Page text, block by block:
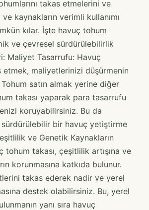
takas etmelerini ve
kaynakların verimli kullanımı
kılar. İşte havuç tohum
ve çevresel sürdürülebilirlik
Maliyet Tasarrufu: Havuç
etmek, maliyetlerinizi düşürmenin
satın almak yerine diğer
takası yaparak para tasarrufu
koruyabilirsiniz. Bu da
bir havuç yetiştirme
ve Genetik Kaynakların
tohum takası, çeşitlilik artışına ve
korunmasına katkıda bulunur.
takas ederek nadir ve yerel
destek olabilirsiniz. Bu, yerel
yanı sıra havuç